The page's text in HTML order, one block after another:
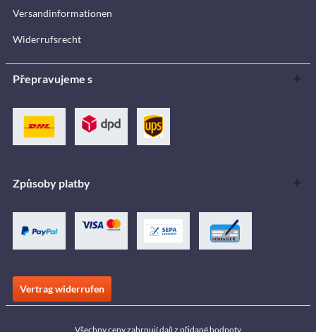
Versandinformationen
Widerrufsrecht
Přepravujeme s
Způsoby platby
Vertrag widerrufen
Všechny ceny zahrnují daň z přidané hodnoty